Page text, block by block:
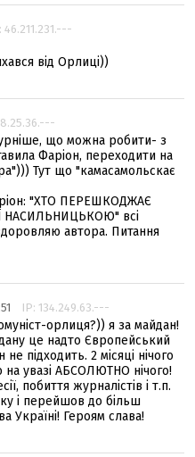
46.211.231.---
від Орлиці))
що можна робити- з
Фаріон, переходити на
Тут що "камасамольскає
"ХТО ПЕРЕШКОДЖАЄ
НАСИЛЬНИЦЬКОЮ" всі
автора. Питання
IP: 134.249.63.---
орлиця?)) я за майдан!
це надто Європейський
підходить. 2 місяці нічого
увазі АБСОЛЮТНО нічого!
побиття журналістів і т.п.
і перейшов до більш
Україні! Героям слава!